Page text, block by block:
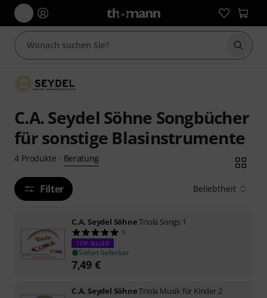
Suche
C.A. Seydel Söhne Songbücher
für sonstige Blasinstrumente
4 Produkte · Beratung
Filter Beliebtheit
C.A. Seydel SöhneTriola Songs 1
9
TOP-SELLER
Sofort lieferbar
7,49 €
C.A. Seydel SöhneTriola Musik für Kinder 2